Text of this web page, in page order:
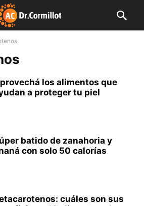
los alimentos que
a proteger tu piel
batido de zanahoria y
con solo 50 calorías
cuáles son sus